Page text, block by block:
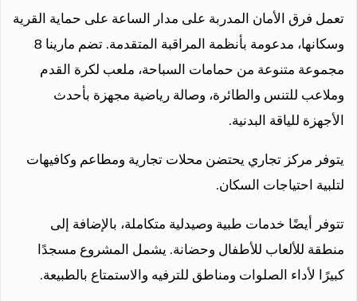
تعمل فرق الأمان المدربة على مدار الساعة على حماية القرية
وسكانها، مدعومة بأنظمة المراقبة المتقدمة. تضم مارينا 8
مجموعة متنوعة من حمامات السباحة، ملعب لكرة القدم
وملاعب للتنس والطائرة، وصالة رياضية مجهزة بأحدث
الأجهزة للياقة البدنية.
يتوفر مركز تجاري يحتضن محلات تجارية ومطاعم وكافيهات
لتلبية احتياجات السكان.
تتوفر أيضًا خدمات طبية وصيدلية متكاملة، بالإضافة إلى
منطقة للألعاب للأطفال وحضانة. يشمل المشروع مسجدًا
كبيرًا لأداء الصلوات ومناطق للترفيه والاستمتاع بالطبيعة.